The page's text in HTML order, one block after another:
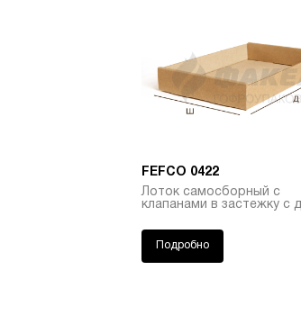
FEFCO 0422
Лоток самосборный с
клапанами в застежку с
Подробно